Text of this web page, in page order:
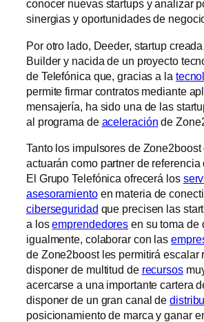
conocer nuevas startups y analizar
sinergias y oportunidades de
Por otro lado, Deeder, startup
Builder y nacida de un proyecto
de Telefónica que, gracias a la
permite firmar contratos mediante
mensajería, ha sido una de las
al programa de aceleración de
Tanto los impulsores de Zone2boost
actuarán como partner de referencia
El Grupo Telefónica ofrecerá los
asesoramientoen materia de
ciberseguridad que precisen las
a losemprendedores en su toma de
igualmente, colaborar con las
de Zone2boost les permitirá escalar
disponer de multitud de recursos
acercarse a una importante cartera
disponer de un gran canal de
posicionamiento de marca y ganar